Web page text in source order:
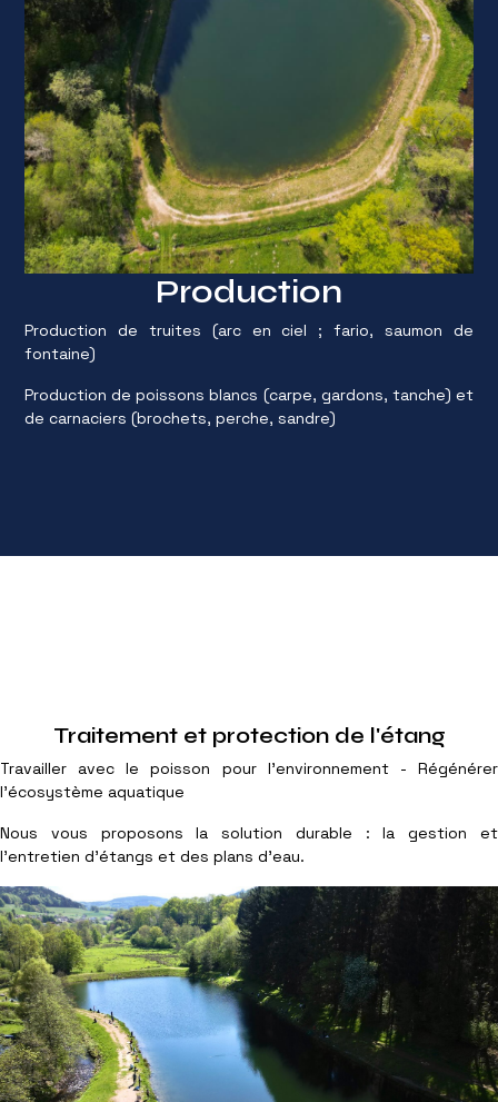
Production
Production de truites (arc en ciel ; fario, saumon de
fontaine)
Production de poissons blancs (carpe, gardons, tanche) et
de carnaciers (brochets, perche, sandre)
Traitement et protection de l'étang
Travailler avec le poisson pour l'environnement - Régénérer
l'écosystème aquatique
Nous vous proposons la solution durable : la gestion et
l'entretien d'étangs et des plans d'eau.